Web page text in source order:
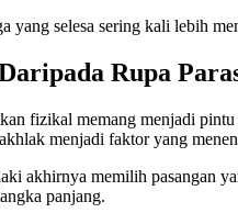
yang selesa sering kali lebih
Rupa
fizikal memang menjadi
menjadi faktor yang
akhirnya memilih pasangan
panjang.